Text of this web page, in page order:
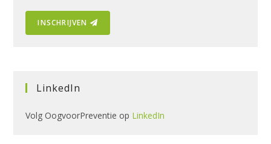
m
i
d
e
INSCHRIJVEN
LinkedIn
Volg OogvoorPreventie op LinkedIn